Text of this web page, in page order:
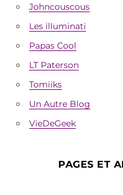
Johncouscous
Les illuminati
Papas Cool
LT Paterson
Tomiiks
Un Autre Blog
VieDeGeek
PAGES ET